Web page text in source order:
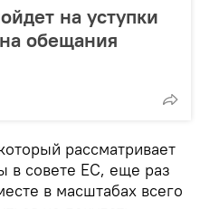
на уступки
обещания
рассматривает
в совете ЕС, еще раз
в масштабах всего